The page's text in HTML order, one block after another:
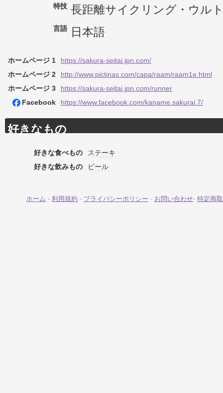
特技 長距離サイクリング・ウル
言語 日本語
ホームページ 1
https://sakura-seitai.jpn.com/
ホームページ 2
http://www.pictinas.com/capa/raam/raam1e.html
ホームページ 3
https://sakura-seitai.jpn.com/runner
Facebook
https://www.facebook.com/kaname.sakurai.7/
好きなもの
好きな食べもの
ステーキ
好きな飲みもの
ビール
ホーム - 利用規約 - プライバシーポリシー - お問い合わせ- 特定商